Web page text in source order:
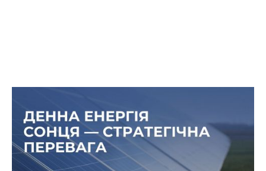
Чому денне споживання стає
стратегічною перевагою
На відміну від інших галузей, виробничі
підприємства мають чітко виражений піковий
графік — основні технологічні процеси
відбуваються саме у світлу частину доби.